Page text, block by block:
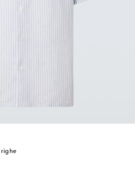
righe